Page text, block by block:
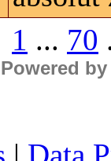
1 ... 70
Powered